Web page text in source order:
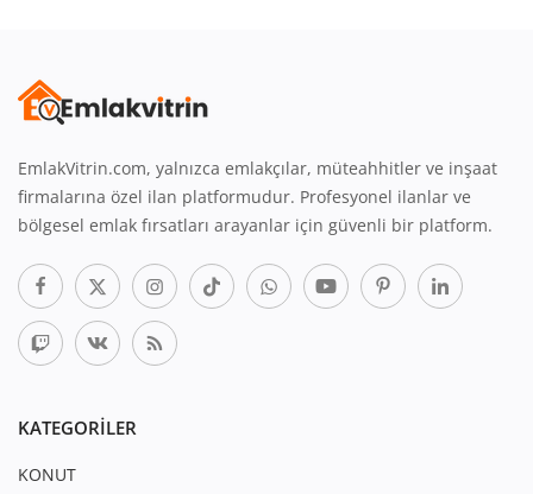
EmlakVitrin.com, yalnızca emlakçılar, müteahhitler ve inşaat
firmalarına özel ilan platformudur. Profesyonel ilanlar ve
bölgesel emlak fırsatları arayanlar için güvenli bir platform.
KATEGORILER
KONUT